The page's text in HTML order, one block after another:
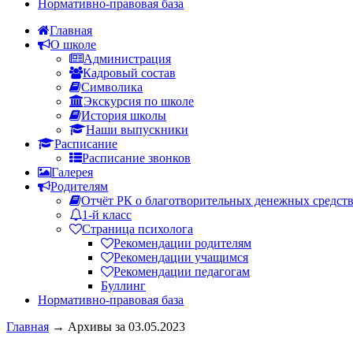
Нормативно-правовая база
Главная
О школе
Администрация
Кадровый состав
Символика
Экскурсия по школе
История школы
Наши выпускники
Расписание
Расписание звонков
Галерея
Родителям
Отчёт РК о благотворительных денежных
1-й класс
Страница психолога
Рекомендации родителям
Рекомендации учащимся
Рекомендации педагогам
Буллинг
Нормативно-правовая база
Главная → Архивы за 03.05.2023